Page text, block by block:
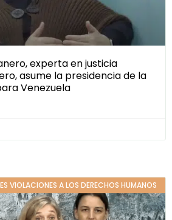
experta en justicia
asume la presidencia de la
Venezuela
VIOLACIONES A LOS DERECHOS HUMANOS